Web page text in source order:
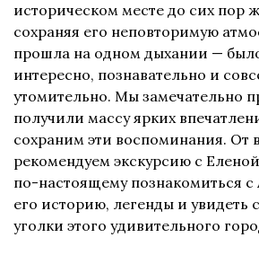
историческом месте до сих пор
сохраняя его неповторимую
прошла на одном дыхании —
интересно, познавательно и
утомительно. Мы замечательно
получили массу ярких
сохраним эти воспоминания. От
рекомендуем экскурсию с
по-настоящему познакомиться с
его историю, легенды и увидеть
уголки этого удивительного